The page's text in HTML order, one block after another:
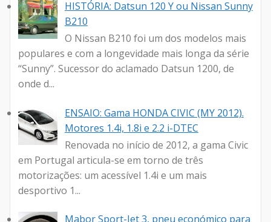
HISTÓRIA: Datsun 120 Y ou Nissan Sunny
B210
O Nissan B210 foi um dos modelos mais
populares e com a longevidade mais longa da série
“Sunny”. Sucessor do aclamado Datsun 1200, de
onde d...
ENSAIO: Gama HONDA CIVIC (MY 2012).
Motores 1.4i, 1.8i e 2.2 i-DTEC
Renovada no início de 2012, a gama Civic
em Portugal articula-se em torno de três
motorizações: um acessível 1.4i e um mais
desportivo 1...
Mabor Sport-Jet 3, pneu económico para